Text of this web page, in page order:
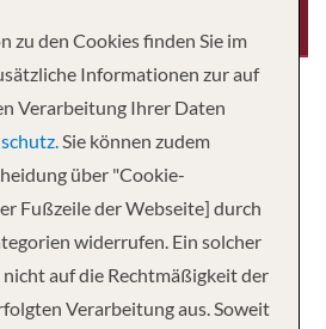
Geschichte geschrieben. In der bis
Aktion setzt sie in ihrer rundum
Maßstäbe. Die Oasis of the Seas®
ihrer Klasse, sondern stand auch am
Urlaub. Und jetzt bietet dieser
mehr Nervenkitzel für Paare und
Decks, auf denen Sie Sonne
können, noch mehr hervorragende
zu den Cookies finden Sie im
Informationen zur auf
Verarbeitung Ihrer Daten
Sie können zudem
über "Cookie-
Fußzeile der Webseite] durch
widerrufen. Ein solcher
auf die Rechtmäßigkeit der
Verarbeitung aus. Soweit